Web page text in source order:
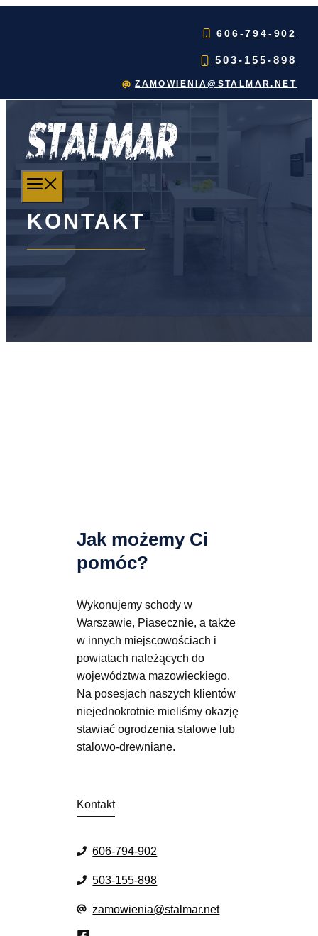
606-794-902
503-155-898
ZAMOWIENIA@STALMAR.NET
MENU
KONTAKT
Jak możemy Ci
pomóc?
Wykonujemy schody w
Warszawie, Piasecznie, a także
w innych miejscowościach i
powiatach należących do
województwa mazowieckiego.
Na posesjach naszych klientów
niejednokrotnie mieliśmy okazję
stawiać ogrodzenia stalowe lub
stalowo-drewniane.
Kontakt
606-794-902
503-155-898
zamowienia@stalmar.net